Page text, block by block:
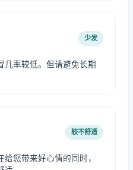
少发
几率较低。但请避免长期
较不舒适
您带来好心情的同时，